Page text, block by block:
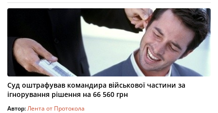
Суд оштрафував командира військової частини за
ігнорування рішення на 66 560 грн
Автор:Лента от Протокола